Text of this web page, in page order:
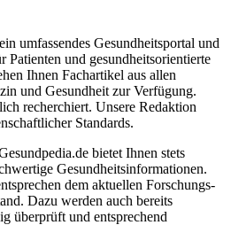
umfassendes Gesundheitsportal und
und gesundheitsorientierte
Ihnen Fachartikel aus allen
und Gesundheit zur Verfügung.
recherchiert. Unsere Redaktion
Standards.
bietet Ihnen stets
Gesundheitsinformationen.
dem aktuellen Forschungs-
Dazu werden auch bereits
überprüft und entsprechend